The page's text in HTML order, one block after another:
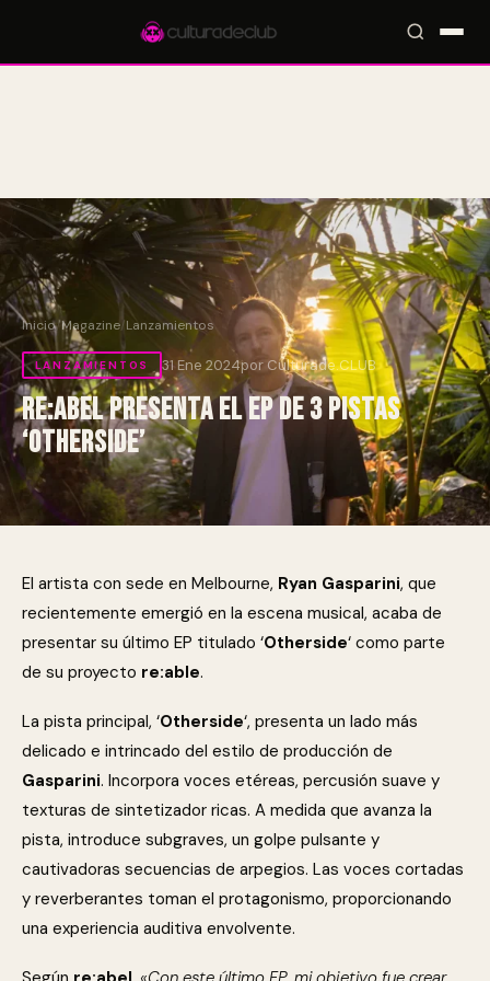
Inicio/Magazine/Lanzamientos
LANZAMIENTOS 31 Ene 2024por Culturade.CLUB
re:abel presenta el EP de 3 pistas
‘Otherside’
El artista con sede en Melbourne, Ryan Gasparini, que
recientemente emergió en la escena musical, acaba de
presentar su último EP titulado ‘Otherside‘ como parte
de su proyecto re:able.
La pista principal, ‘Otherside‘, presenta un lado más
delicado e intrincado del estilo de producción de
Gasparini. Incorpora voces etéreas, percusión suave y
texturas de sintetizador ricas. A medida que avanza la
pista, introduce subgraves, un golpe pulsante y
cautivadoras secuencias de arpegios. Las voces cortadas
y reverberantes toman el protagonismo, proporcionando
una experiencia auditiva envolvente.